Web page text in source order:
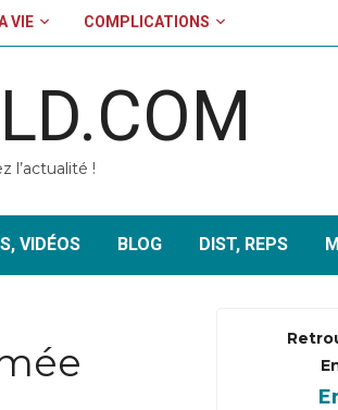
VIE COMPLICATIONS
l’actualité !
VIDÉOS BLOG DIST, REPS